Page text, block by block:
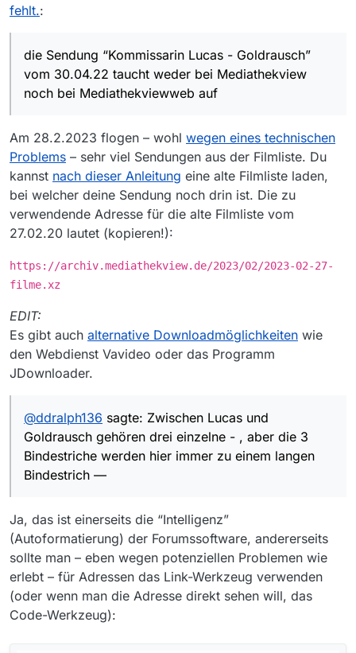
Die Filmliste habe ich aktualisiert, “Filme der letzten
Tage laden” steht auf “alle”.
Was kann man sonst noch tun?
Außerdem wird der Link hier falsch dargestellt.
immer zu einem langen Bindestrich — . Verstehe
ich auch nicht.
fehlt.:
die Sendung “Kommissarin Lucas - Goldrausch”
vom 30.04.22 taucht weder bei Mediathekview
noch bei Mediathekviewweb auf
Am 28.2.2023 flogen – wohl wegen eines technischen
Problems – sehr viel Sendungen aus der Filmliste. Du
kannst nach dieser Anleitung eine alte Filmliste laden,
bei welcher deine Sendung noch drin ist. Die zu
verwendende Adresse für die alte Filmliste vom
27.02.20 lautet (kopieren!):
https://archiv.mediathekview.de/2023/02/2023-02-27-
filme.xz
EDIT:
Es gibt auch alternative Downloadmöglichkeiten wie
den Webdienst Vavideo oder das Programm
JDownloader.
@ddralph136 sagte: Zwischen Lucas und
Goldrausch gehören drei einzelne - , aber die 3
Bindestriche werden hier immer zu einem langen
Bindestrich —
Ja, das ist einerseits die “Intelligenz”
(Autoformatierung) der Forumssoftware, andererseits
sollte man – eben wegen potenziellen Problemen wie
erlebt – für Adressen das Link-Werkzeug verwenden
(oder wenn man die Adresse direkt sehen will, das
Code-Werkzeug):